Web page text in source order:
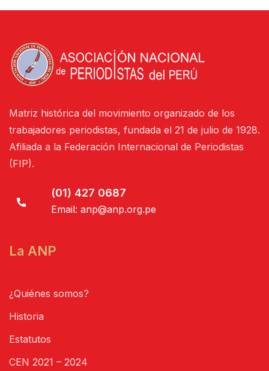
Matriz histórica del movimiento organizado de los
trabajadores periodistas, fundada el 21 de julio de 1928.
Afiliada a la Federación Internacional de Periodistas
(FIP).
(01) 427 0687
Email: anp@anp.org.pe
La ANP
¿Quiénes somos?
Historia
Estatutos
CEN 2021 – 2024